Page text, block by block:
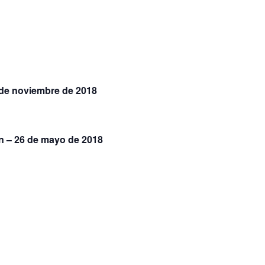
noviembre de 2018
26 de mayo de 2018